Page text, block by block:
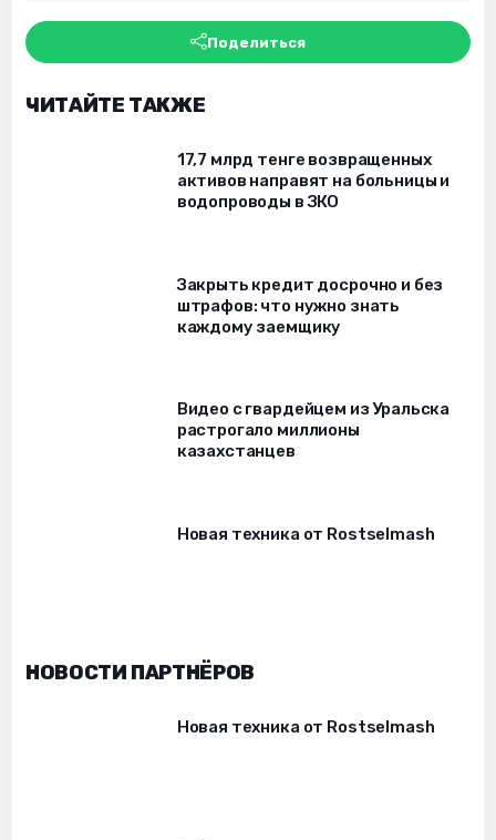
Поделиться
ЧИТАЙТЕ ТАКЖЕ
17,7 млрд тенге возвращенных
активов направят на больницы и
водопроводы в ЗКО
Закрыть кредит досрочно и без
штрафов: что нужно знать
каждому заемщику
Видео с гвардейцем из Уральска
растрогало миллионы
казахстанцев
Новая техника от Rostselmash
НОВОСТИ ПАРТНЁРОВ
Новая техника от Rostselmash